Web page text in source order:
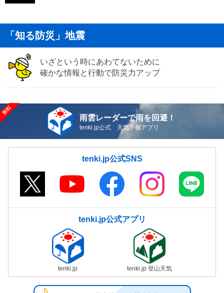
「知る防災」地震
いざという時にあわてないために
確かな情報と行動で防災力アップ
雨雲レーダーで雨を回避！
tenki.jp公式 天気予報アプリ
tenki.jp公式SNS
tenki.jp公式アプリ
tenki.jp tenki.jp 登山天気